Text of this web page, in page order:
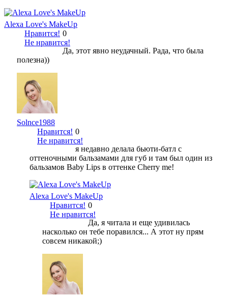
Alexa Love's MakeUp
Нравится!
Не нравится!
0
Да, этот явно неудачный. Рада, что была
полезна))
Solnce1988
Нравится!
Не нравится!
0
я недавно делала бьюти-батл с
оттеночными бальзамами для губ и там был один из
бальзамов Baby Lips в оттенке Cherry me!
Alexa Love's MakeUp
Нравится!
Не нравится!
0
Да, я читала и еще удивилась
насколько он тебе поравился... А этот ну прям
совсем никакой;)